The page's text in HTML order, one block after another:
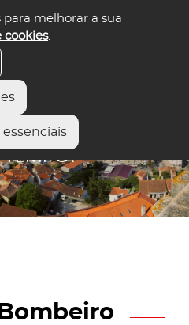
para melhorar a sua
cookies.